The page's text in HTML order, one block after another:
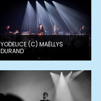
YODELICE (C) MAËLLYS
DURAND